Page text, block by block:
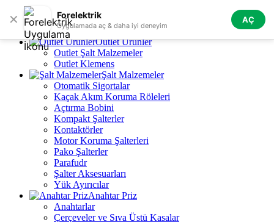
✕ Forelektrik
Uygulamada aç & daha iyi deneyim
AÇ
Skip to navigation Skip to main content
Tüm Kategoriler
Outlet Ürünler
Outlet Şalt Malzemeler
Outlet Klemens
Şalt Malzemeler
Otomatik Sigortalar
Kaçak Akım Koruma Röleleri
Açtırma Bobini
Kompakt Şalterler
Kontaktörler
Motor Koruma Şalterleri
Pako Şalterler
Parafudr
Şalter Aksesuarları
Yük Ayırıcılar
Anahtar Priz
Anahtarlar
Çerçeveler ve Sıva Üstü Kasalar